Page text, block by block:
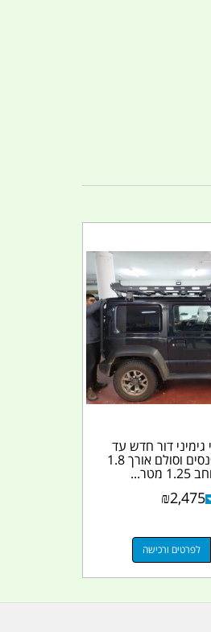
גימיני דור חדש עד
2022 עם פנסים וסולם אורך 1.8
מטר...
₪2,475
לפרטים ורכישה